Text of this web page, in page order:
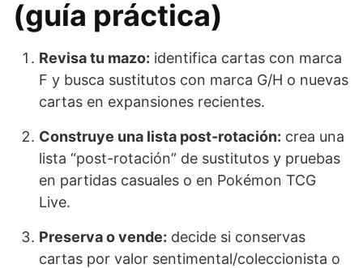
(guía práctica)
Revisa tu mazo: identifica cartas con marca
F y busca sustitutos con marca G/H o nuevas
cartas en expansiones recientes.
Construye una lista post-rotación: crea una
lista “post-rotación” de sustitutos y pruebas
en partidas casuales o en Pokémon TCG
Live.
Preserva o vende: decide si conservas
cartas por valor sentimental/coleccionista o